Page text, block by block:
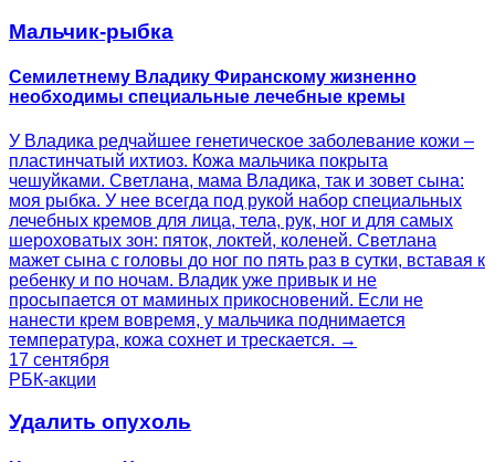
Мальчик-рыбка
Семилетнему Владику Фиранскому жизненно
необходимы специальные лечебные кремы
У Владика редчайшее генетическое заболевание кожи –
пластинчатый ихтиоз. Кожа мальчика покрыта
чешуйками. Светлана, мама Владика, так и зовет сына:
моя рыбка. У нее всегда под рукой набор специальных
лечебных кремов для лица, тела, рук, ног и для самых
шероховатых зон: пяток, локтей, коленей. Светлана
мажет сына с головы до ног по пять раз в сутки, вставая к
ребенку и по ночам. Владик уже привык и не
просыпается от маминых прикосновений. Если не
нанести крем вовремя, у мальчика поднимается
температура, кожа сохнет и трескается. →
17 сентября
РБК-акции
Удалить опухоль